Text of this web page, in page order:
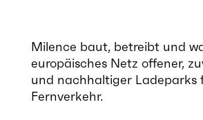
Milence baut, betreibt und
europäisches Netz offener,
und nachhaltiger Ladeparks
Fernverkehr.